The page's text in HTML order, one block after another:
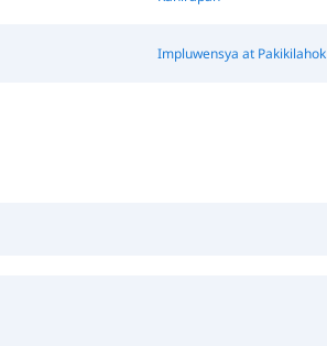
Impluwensya at Pakikilahok